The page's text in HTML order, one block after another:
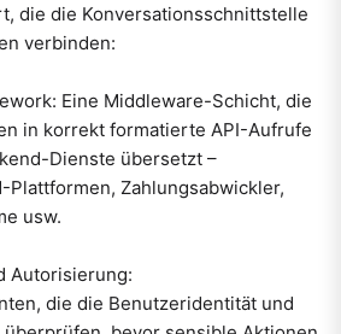
die die Konversationsschnittstelle
verbinden:
Eine Middleware-Schicht, die
in korrekt formatierte API-Aufrufe
Dienste übersetzt –
Plattformen, Zahlungsabwickler,
usw.
Autorisierung:
die die Benutzeridentität und